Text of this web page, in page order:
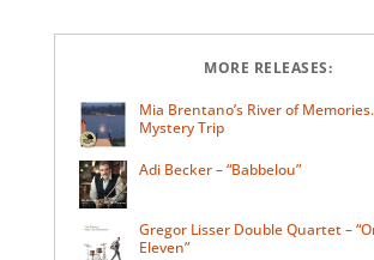
MORE RELEASES:
Mia Brentano’s River of
Mystery Trip
Adi Becker – “Babbelou”
Gregor Lisser Double Quartet –
Eleven”